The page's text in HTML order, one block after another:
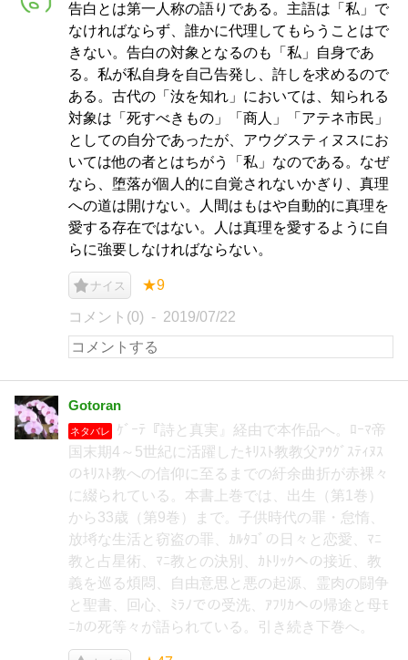
告白とは第一人称の語りである。主語は「私」で
なければならず、誰かに代理してもらうことはで
きない。告白の対象となるのも「私」自身であ
る。私が私自身を自己告発し、許しを求めるので
ある。古代の「汝を知れ」においては、知られる
対象は「死すべきもの」「商人」「アテネ市民」
としての自分であったが、アウグスティヌスにお
いては他の者とはちがう「私」なのである。なぜ
なら、堕落が個人的に自覚されないかぎり、真理
への道は開けない。人間はもはや自動的に真理を
愛する存在ではない。人は真理を愛するように自
らに強要しなければならない。
ナイス ★9
コメント(0) 2019/07/22
Gotoran
ネタバレ
ｹﾞｰﾃ『詩と真実』経由で本作品へ。ﾛｰﾏ帝
国末期4～5世紀に活躍したｷﾘｽﾄ教教父ｱｳｸﾞｽﾃｨﾇｽ
のｷﾘｽﾄ教への信仰に至るまでの紆余曲折が赤裸々
に綴られている。本書上巻では、出生（第1巻）
から33歳（第9巻）まで。子供時代の罪・怠惰、
放埓な生活と窃盗の罪、ｶﾙﾀｺﾞの日々と恋愛、ﾏﾆ
教と占星術、ﾏﾆ教との決別、ｶﾄﾘｯｸへの接近、教
義を巡る煩悶、自由意思と悪の起源、霊肉の闘争
と聖書、回心、ﾐﾗﾉでの受洗、ｱﾌﾘｶへの帰途と母ﾓ
ﾆｶの死等々が語られている。引き続き下巻へ。